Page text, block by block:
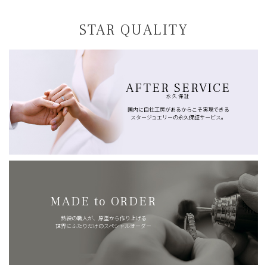
STAR QUALITY
AFTER SERVICE
永久保証
国内に自社工房があるからこそ実現できる
スタージュエリーの永久保証サービス。
MADE to ORDER
熟練の職人が、原型から作り上げる
世界にふたりだけのスペシャルオーダー